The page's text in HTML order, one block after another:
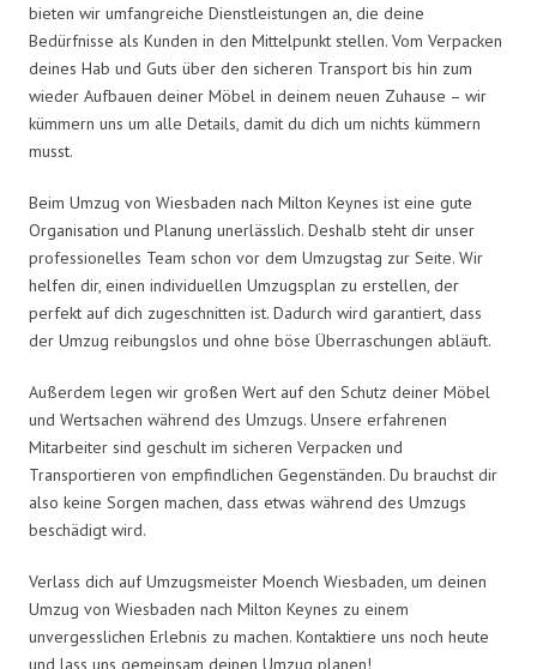
bieten wir umfangreiche Dienstleistungen an, die deine
Bedürfnisse als Kunden in den Mittelpunkt stellen. Vom Verpacken
deines Hab und Guts über den sicheren Transport bis hin zum
wieder Aufbauen deiner Möbel in deinem neuen Zuhause – wir
kümmern uns um alle Details, damit du dich um nichts kümmern
musst.
Beim Umzug von Wiesbaden nach Milton Keynes ist eine gute
Organisation und Planung unerlässlich. Deshalb steht dir unser
professionelles Team schon vor dem Umzugstag zur Seite. Wir
helfen dir, einen individuellen Umzugsplan zu erstellen, der
perfekt auf dich zugeschnitten ist. Dadurch wird garantiert, dass
der Umzug reibungslos und ohne böse Überraschungen abläuft.
Außerdem legen wir großen Wert auf den Schutz deiner Möbel
und Wertsachen während des Umzugs. Unsere erfahrenen
Mitarbeiter sind geschult im sicheren Verpacken und
Transportieren von empfindlichen Gegenständen. Du brauchst dir
also keine Sorgen machen, dass etwas während des Umzugs
beschädigt wird.
Verlass dich auf Umzugsmeister Moench Wiesbaden, um deinen
Umzug von Wiesbaden nach Milton Keynes zu einem
unvergesslichen Erlebnis zu machen. Kontaktiere uns noch heute
und lass uns gemeinsam deinen Umzug planen!